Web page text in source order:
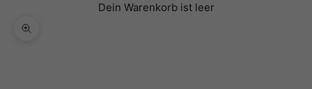
Dein Warenkorb ist leer
Bild vergrößern